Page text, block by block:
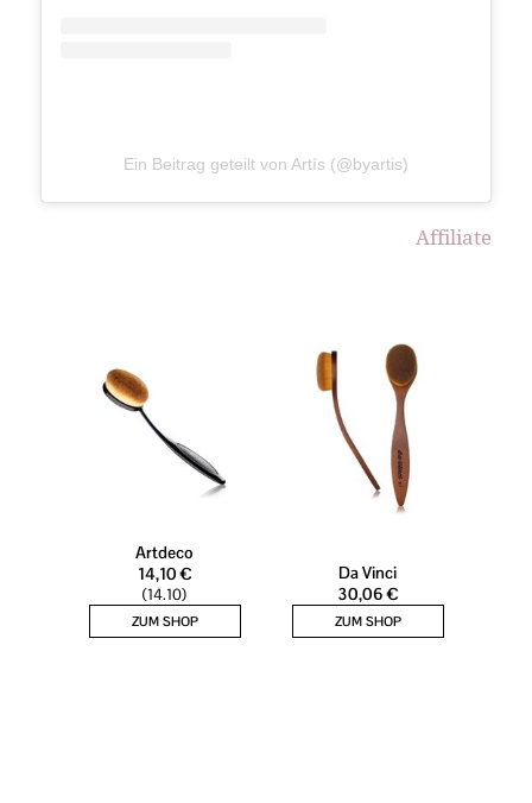
Ein Beitrag geteilt von Artís (@byartis)
Affiliate